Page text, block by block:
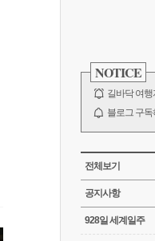
NOTICE
길바닥 여
블로그 구독
바람처럼은
전체 보기
CATEGORY
전체보기
공지사항
928일 세계일주